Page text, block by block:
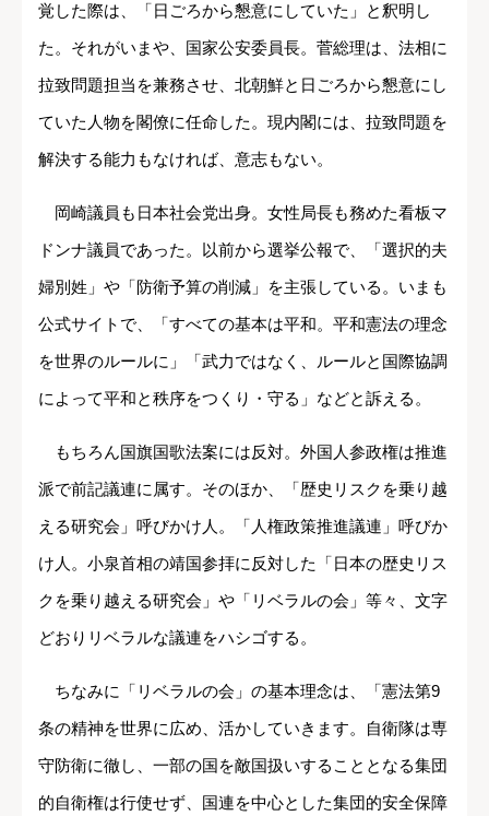
覚した際は、「日ごろから懇意にしていた」と釈明し
た。それがいまや、国家公安委員長。菅総理は、法相に
拉致問題担当を兼務させ、北朝鮮と日ごろから懇意にし
ていた人物を閣僚に任命した。現内閣には、拉致問題を
解決する能力もなければ、意志もない。
岡崎議員も日本社会党出身。女性局長も務めた看板マ
ドンナ議員であった。以前から選挙公報で、「選択的夫
婦別姓」や「防衛予算の削減」を主張している。いまも
公式サイトで、「すべての基本は平和。平和憲法の理念
を世界のルールに」「武力ではなく、ルールと国際協調
によって平和と秩序をつくり・守る」などと訴える。
もちろん国旗国歌法案には反対。外国人参政権は推進
派で前記議連に属す。そのほか、「歴史リスクを乗り越
える研究会」呼びかけ人。「人権政策推進議連」呼びか
け人。小泉首相の靖国参拝に反対した「日本の歴史リス
クを乗り越える研究会」や「リベラルの会」等々、文字
どおりリベラルな議連をハシゴする。
ちなみに「リベラルの会」の基本理念は、「憲法第9
条の精神を世界に広め、活かしていきます。自衛隊は専
守防衛に徹し、一部の国を敵国扱いすることとなる集団
的自衛権は行使せず、国連を中心とした集団的安全保障